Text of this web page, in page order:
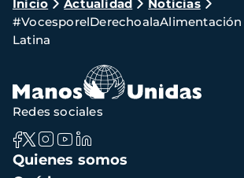
Ruta
de
navegación
Inicio Actualidad
Noticias
Latina
Navegación
principal
Quienes somos
Redes sociales